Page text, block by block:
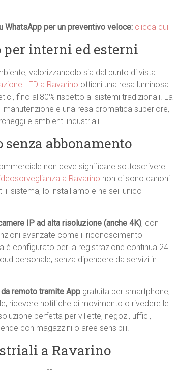
WhatsApp per un preventivo veloce: clicca qui
interni ed esterni
valorizzandolo sia dal punto di vista
LED a Ravarino ottieni una resa luminosa
fino all80% rispetto ai sistemi tradizionali. La
e una resa cromatica superiore,
e ambienti industriali.
abbonamento
non deve significare sottoscrivere
a Ravarino non ci sono canoni
sistema, lo installiamo e ne sei lunico
IP ad alta risoluzione (anche 4K), con
avanzate come il riconoscimento
è configurato per la registrazione continua 24
personale, senza dipendere da servizi in
remoto tramite App gratuita per smartphone,
ricevere notifiche di movimento o rivedere le
perfetta per villette, negozi, uffici,
con magazzini o aree sensibili.
a Ravarino